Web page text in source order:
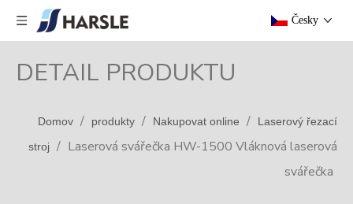
Česky
DETAIL PRODUKTU
Domov / produkty / Nakupovat online /
Laserový řezací
stroj / Laserová svářečka HW-1500 Vláknová laserová
svářečka